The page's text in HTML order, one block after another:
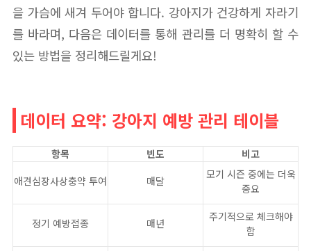
을 가슴에 새겨 두어야 합니다. 강아지가 건강하게 자라기
를 바라며, 다음은 데이터를 통해 관리를 더 명확히 할 수
있는 방법을 정리해드릴게요!
데이터 요약: 강아지 예방 관리 테이블
항목 빈도
비고
애견심장사상충약 투여
매달
모기 시즌 중에는 더욱
중요
정기 예방접종 매년
주기적으로 체크해야
함